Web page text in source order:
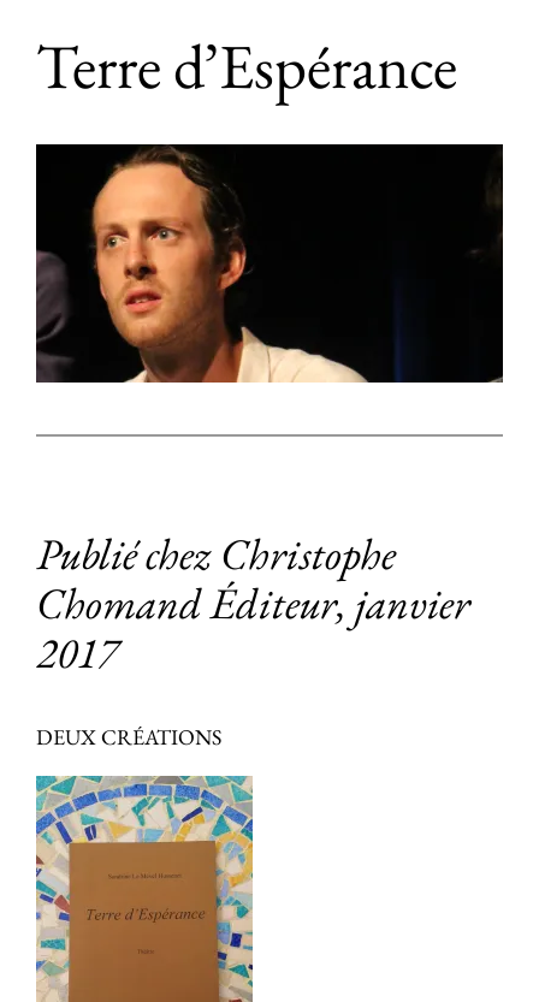
Terre d’Espérance
Publié chez Christophe
Chomand Éditeur, janvier
2017
DEUX CRÉATIONS